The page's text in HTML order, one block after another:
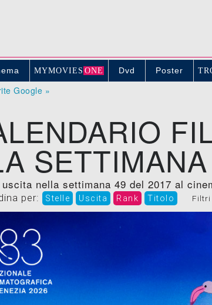
MYMOVIE S ONE Dvd Poster
Google »
nella settimana 49 del 2017 al
per: Stelle Uscita Rank Titolo